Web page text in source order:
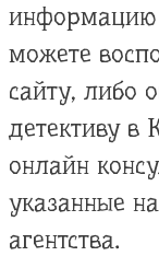
информацию
можете
сайту, либо
детективу в
онлайн
указанные
агентства.